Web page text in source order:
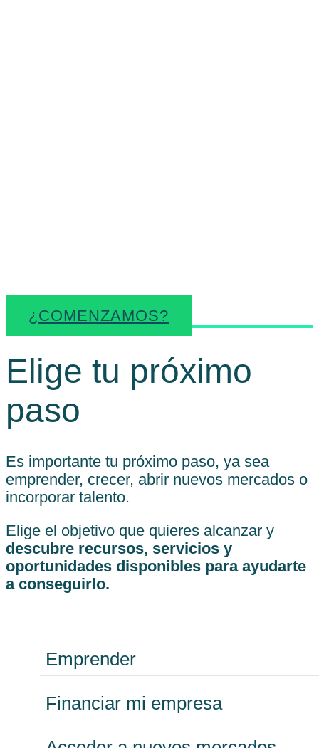
¿COMENZAMOS?
Elige tu próximo
paso
Es importante tu próximo paso, ya sea
emprender, crecer, abrir nuevos mercados o
incorporar talento.
Elige el objetivo que quieres alcanzar y
descubre recursos, servicios y
oportunidades disponibles para ayudarte
a conseguirlo.
Emprender
Financiar mi empresa